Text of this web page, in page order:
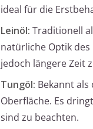
ideal für die
Leinöl: Traditionell
natürliche Optik
jedoch längere Zeit
Tungöl: Bekannt
Oberfläche. Es
sind zu beachten.